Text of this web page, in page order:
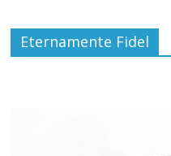
Eternamente Fidel